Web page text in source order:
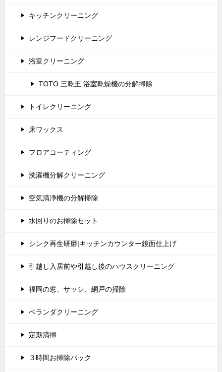
キッチンクリーニング
レンジフードクリーニング
浴室クリーニング
TOTO 三乾王 浴室乾燥機の分解掃除
トイレクリーニング
床ワックス
フロアコーティング
洗濯機分解クリーニング
空気清浄機の分解掃除
水回りのお掃除セット
シンク再生研磨|キッチンカウンター鏡面仕上げ
引越し入居前や引越し後のハウスクリーニング
福岡の窓、サッシ、網戸の掃除
ベランダクリーニング
定期清掃
３時間お掃除パック